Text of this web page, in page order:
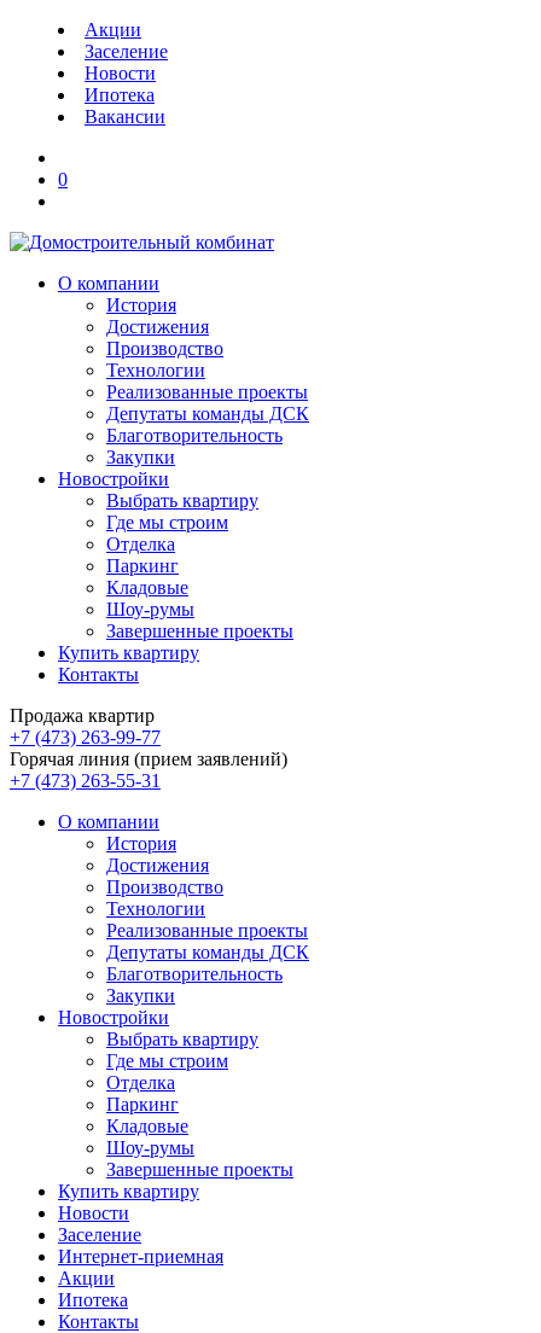
Акции
Заселение
Новости
Ипотека
Вакансии
0
О компании
История
Достижения
Производство
Технологии
Реализованные проекты
Депутаты команды ДСК
Благотворительность
Закупки
Новостройки
Выбрать квартиру
Где мы строим
Отделка
Паркинг
Кладовые
Шоу-румы
Завершенные проекты
Купить квартиру
Контакты
Продажа квартир
+7 (473) 263-99-77
Горячая линия (прием заявлений)
+7 (473) 263-55-31
О компании
История
Достижения
Производство
Технологии
Реализованные проекты
Депутаты команды ДСК
Благотворительность
Закупки
Новостройки
Выбрать квартиру
Где мы строим
Отделка
Паркинг
Кладовые
Шоу-румы
Завершенные проекты
Купить квартиру
Новости
Заселение
Интернет-приемная
Акции
Ипотека
Контакты